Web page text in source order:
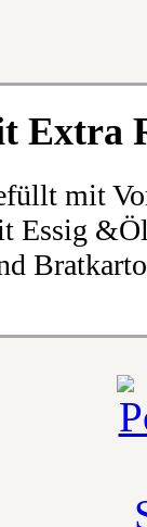
Extra
mit
Essig